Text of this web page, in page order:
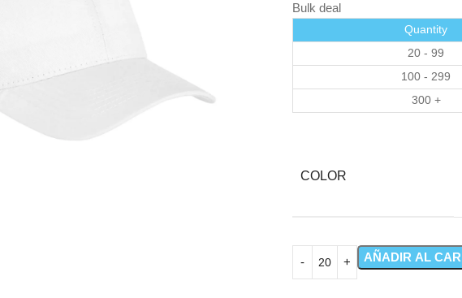
Bulk deal
Quantity
20 - 99
100 - 299
300 +
COLOR
AÑADIR AL